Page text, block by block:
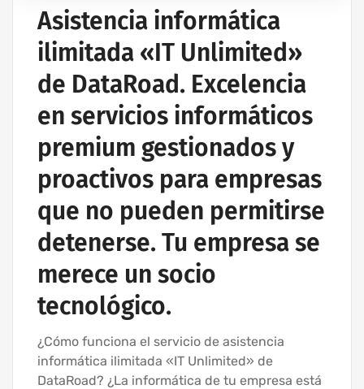
RED INFORMÁTICA ESTRUCTURADA
SERVICIOS INFORMÁTICOS Y ASISTENCIA INFORMÁTICA
Asistencia informática
ilimitada «IT Unlimited»
de DataRoad. Excelencia
en servicios informáticos
premium gestionados y
proactivos para empresas
que no pueden permitirse
detenerse. Tu empresa se
merece un socio
tecnológico.
¿Cómo funciona el servicio de asistencia
informática ilimitada «IT Unlimited» de
DataRoad? ¿La informática de tu empresa está